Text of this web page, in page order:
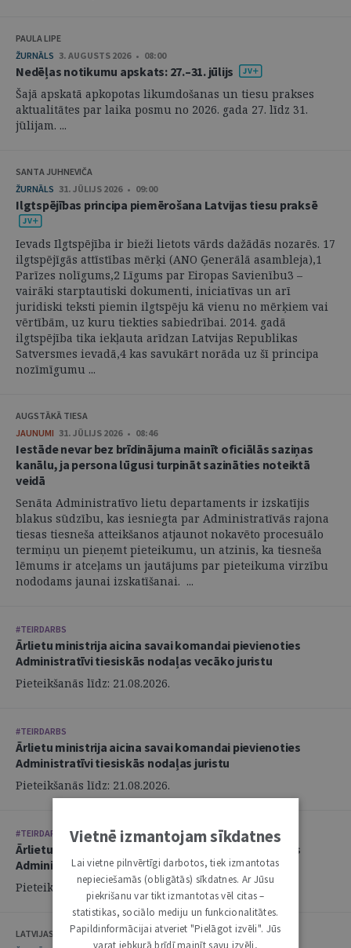
PAULA LIPE
ŽURNĀLS 3. AUGUSTS 2026 • 08:00
Nedēļas notikumu apskats: 27.–31. jūlijs
Šajā apskatā apkopotas likumdošanas un tiesu prakses
aktualitātes par laika posmu no 2026. gada 27. līdz 31.
jūlijam. ...
SANTA JUHNEVIČA
ŽURNĀLS 31. JŪLIJS 2026 • 09:00
Ilgtspējības principa piemērošana Latvijas tiesu praksē
Ievads Ilgtspējība ir bieži lietots vārds dažādās nozarēs. 17
ilgtspējīgās attīstības mērķi (ANO Ģenerālā asambleja),1
Parīzes nolīgums,2 Līgums par Eiropas Savienību3 –
vairāki starptautiski dokumenti, iniciatīvas un arī
juridiski teksti piemin ilgtspēju kā vienu no mērķiem vai
vērtībām, uz kuru tiekties sabiedrībai. 2014. gadā
ilgtspējība tika iekļauta arīdzan Latvijas Republikas
Satversmes ievadā,4 kas savukārt norāda uz šī principa
nozīmīgumu ...
AUGSTĀKĀ TIESA
JAUNUMI 31. JŪLIJS 2026 • 08:46
Iestāde nevar bez brīdinājuma mainīt oficiālās saziņas
kanālu, ja persona lūgusi turpināt sazināties noteiktā
veidā
Senāta Administratīvo lietu departaments ir izskatījis
blakus sūdzību, kas iesniegta par Administratīvās rajona
tiesas tiesneša atteikšanos atjaunot nokavēto procesuālo
termiņu un pieņemt pieteikumu, un atzinis, ka tiesneša
lēmums ir atceļams un jautājums par pieteikuma virzību
nododams jaunai izskatīšanai. ...
#TEIRDARBS
Ārlietu ministrija aicina savai komandai pievienoties
Administratīvi tiesiskās nodaļas vecāko juristu
Pieteikšanās līdz: 21.08.2026.
#TEIRDARBS
Ārlietu ministrija aicina savai komandai pievienoties
Administratīvi tiesiskās nodaļas juristu
Pieteikšanās līdz: 21.08.2026.
#TEIRDARBS
Ārlietu ministrija aicina savai komandai pievienoties
Administratīvi tiesiskās nodaļas juristu
Pieteikšanās līdz: 21.08.2026.
LATVIJAS ZVĒRINĀTU ADVOKĀTU PADOME
Vietnē izmantojam sīkdatnes
Lai vietne pilnvērtīgi darbotos, tiek izmantotas
nepieciešamās (obligātās) sīkdatnes. Ar Jūsu
piekrišanu var tikt izmantotas vēl citas –
statistikas, sociālo mediju un funkcionalitātes.
Papildinformācijai atveriet "Pielāgot izvēli". Jūs
varat jebkurā brīdī mainīt savu izvēli,